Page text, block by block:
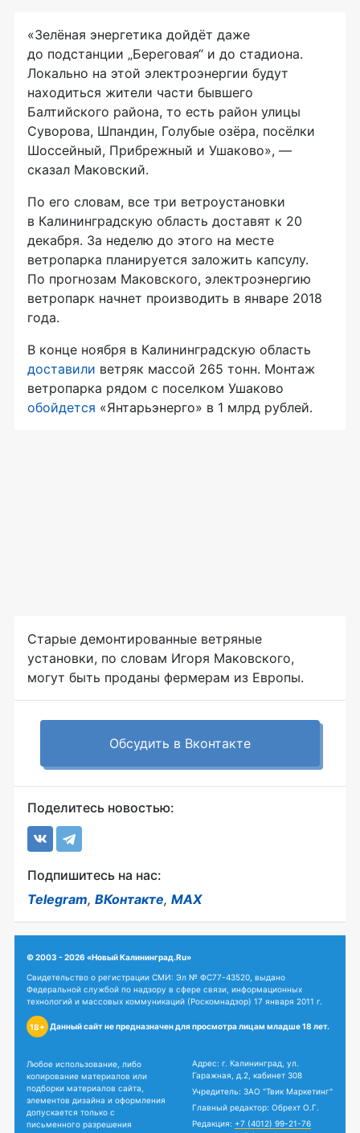
«Зелёная энергетика дойдёт даже
до подстанции „Береговая“ и до стадиона.
Локально на этой электроэнергии будут
находиться жители части бывшего
Балтийского района, то есть район улицы
Суворова, Шпандин, Голубые озёра, посёлки
Шоссейный, Прибрежный и Ушаково», —
сказал Маковский.
По его словам, все три ветроустановки
в Калининградскую область доставят к 20
декабря. За неделю до этого на месте
ветропарка планируется заложить капсулу.
По прогнозам Маковского, электроэнергию
ветропарк начнет производить в январе 2018
года.
В конце ноября в Калининградскую область
доставили ветряк массой 265 тонн. Монтаж
ветропарка рядом с поселком Ушаково
обойдется «Янтарьэнерго» в 1 млрд рублей.
Старые демонтированные ветряные
установки, по словам Игоря Маковского,
могут быть проданы фермерам из Европы.
Обсудить в Вконтакте
Поделитесь новостью:
Подпишитесь на нас:
Telegram, ВКонтакте, MAX
© 2003 - 2026 «Новый Калининград.Ru»
Свидетельство о регистрации СМИ: Эл № ФС77-43520, выдано
Федеральной службой по надзору в сфере связи, информационных
технологий и массовых коммуникаций (Роскомнадзор) 17 января 2011 г.
18+ Данный сайт не предназначен для просмотра лицам младше 18 лет.
Любое использование, либо
копирование материалов или
подборки материалов сайта,
элементов дизайна и оформления
допускается только с
письменного разрешения
Адрес: г. Калининград, ул.
Гаражная, д.2, кабинет 308
Учредитель: ЗАО "Твик Маркетинг"
Главный редактор: Обрехт О.Г.
Редакция: +7 (4012) 99-21-76